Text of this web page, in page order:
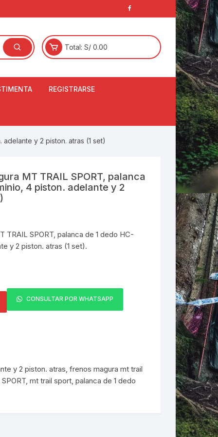
Total: S/0.00
DE
REGISTRARSE
y 2 piston. atras (1 set)
MT TRAIL SPORT, palanca
4 piston. adelante y 2
TRAIL SPORT, palanca de 1 dedo HC-
y 2 piston. atras (1 set).
CONSULTAR POR WHATSAPP
y 2 piston. atras,frenos magura mt trail
,mt trail sport,palanca de 1 dedo